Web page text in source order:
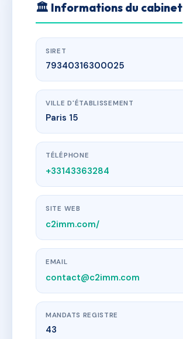
🏛 Informations du cabinet
SIRET
79340316300025
VILLE D'ÉTABLISSEMENT
Paris 15
TÉLÉPHONE
+33143363284
SITE WEB
c2imm.com/
EMAIL
contact@c2imm.com
MANDATS REGISTRE
43